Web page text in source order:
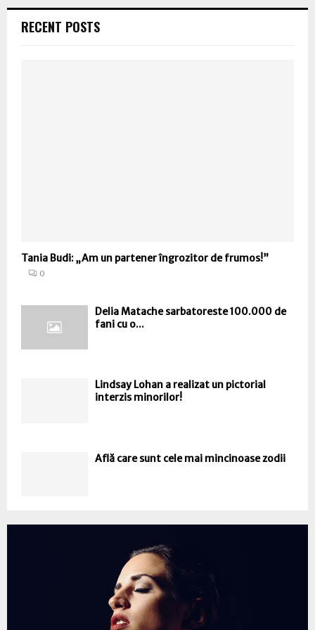
RECENT POSTS
Tania Budi: „Am un partener îngrozitor de frumos!”
0
Delia Matache sarbatoreste 100.000 de
fani cu o...
Lindsay Lohan a realizat un pictorial
interzis minorilor!
Află care sunt cele mai mincinoase zodii